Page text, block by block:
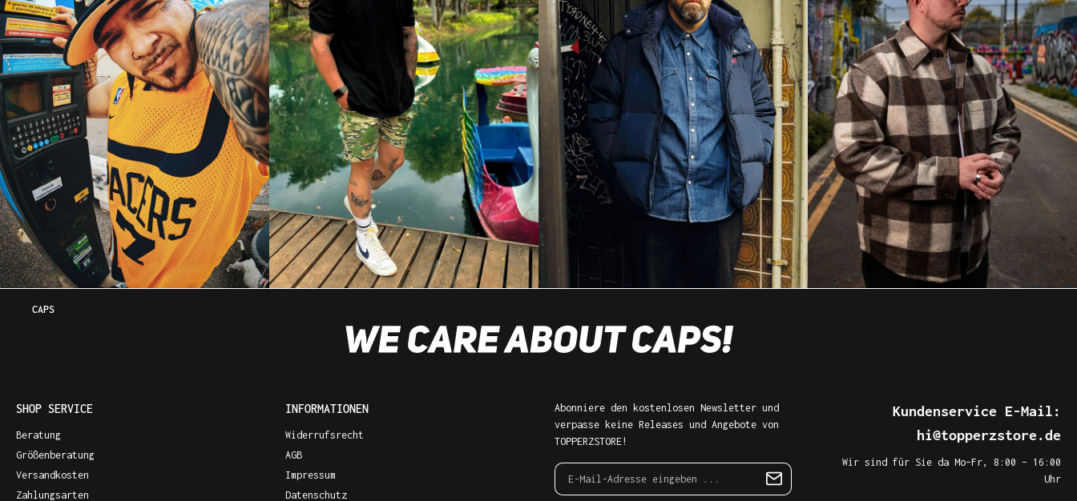
CAPS
SHOP SERVICE
Beratung
Größenberatung
Versandkosten
Zahlungsarten
INFORMATIONEN
Widerrufsrecht
AGB
Impressum
Datenschutz
Abonniere den kostenlosen Newsletter und
verpasse keine Releases und Angebote von
TOPPERZSTORE!
Kundenservice E-Mail:
hi@topperzstore.de
Wir sind für Sie da Mo–Fr, 8:00 – 16:00
Uhr